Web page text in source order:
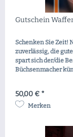
Gutschein
Schenken Sie Zeit!
zuverlässig, die
spart sich der/die
Büchsenmacher
50,00 € *
Merken